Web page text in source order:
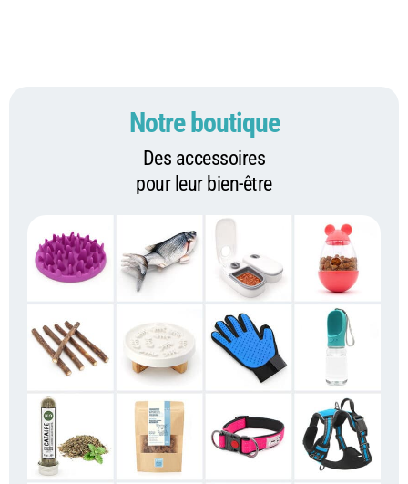
Notre boutique
Des accessoires
pour leur bien-être